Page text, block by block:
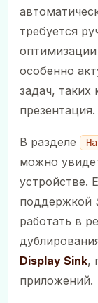
требуется
особенно
задач, таких
презентация.
В разделе
можно
устройстве.
поддержкой
работать в
Display Sink,
приложений.